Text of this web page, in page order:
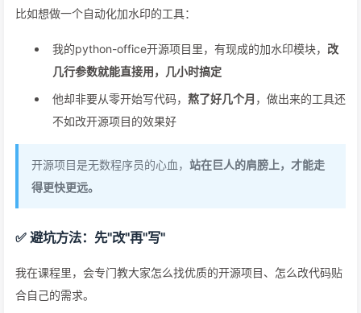
比如想做一个自动化加水印的工具：
我的python-office开源项目里，有现成的加水印模块， 改
几行参数就能直接用，几小时搞定
他却非要从零开始写代码， 熬了好几个月 ，做出来的工具还
不如改开源项目的效果好
开源项目是无数程序员的心血， 站在巨人的肩膀上，才能走
得更快更远。
✅ 避坑方法：先"改"再"写"
我在课程里，会专门教大家怎么找优质的开源项目、怎么改代码贴
合自己的需求。